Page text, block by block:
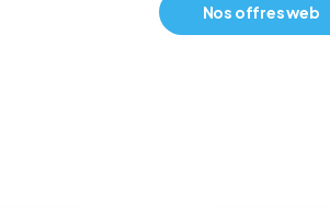
Nos offres web